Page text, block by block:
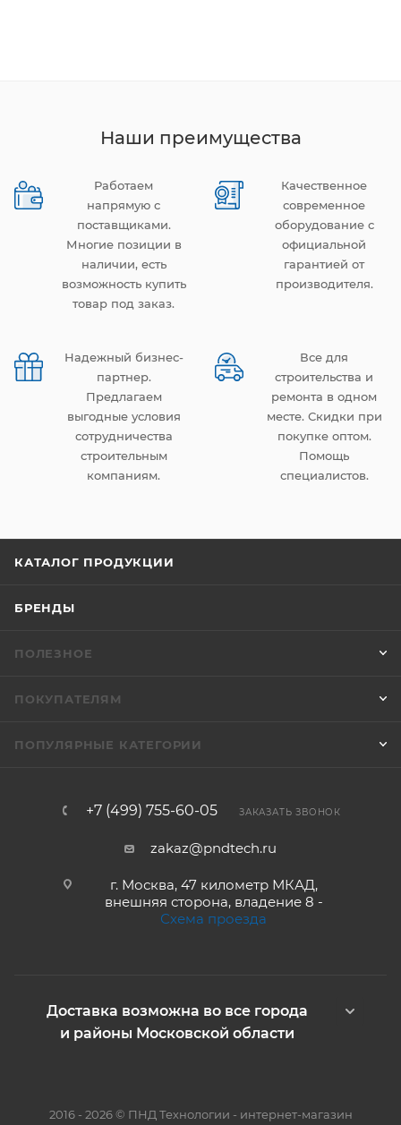
Наши преимущества
Работаем
напрямую с
поставщиками.
Многие позиции в
наличии, есть
возможность купить
товар под заказ.
Качественное
современное
оборудование с
официальной
гарантией от
производителя.
Надежный бизнес-
партнер.
Предлагаем
выгодные условия
сотрудничества
строительным
компаниям.
Все для
строительства и
ремонта в одном
месте. Скидки при
покупке оптом.
Помощь
специалистов.
КАТАЛОГ ПРОДУКЦИИ
БРЕНДЫ
ПОЛЕЗНОЕ
ПОКУПАТЕЛЯМ
ПОПУЛЯРНЫЕ КАТЕГОРИИ
+7 (499) 755-60-05 ЗАКАЗАТЬ ЗВОНОК
zakaz@pndtech.ru
г. Москва, 47 километр МКАД,
внешняя сторона, владение 8 -
Схема проезда
Доставка возможна во все города
и районы Московской области
2016 - 2026 © ПНД Технологии - интернет-магазин